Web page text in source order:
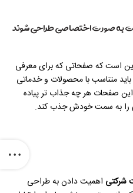
است که صفحاتی که برای معرفی
متناسب با محصولات و خدماتی
این صفحات هر چه جذاب تر پیاده
را به سمت خودش جذب کند.
شرکتی اهمیت دادن به طراحی